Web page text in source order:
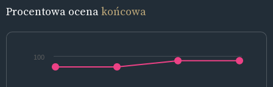
Procentowa ocenakońcowa
100